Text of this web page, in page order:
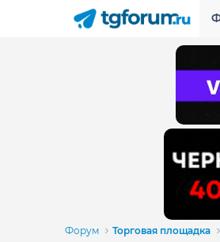
Форум Торговая площадка